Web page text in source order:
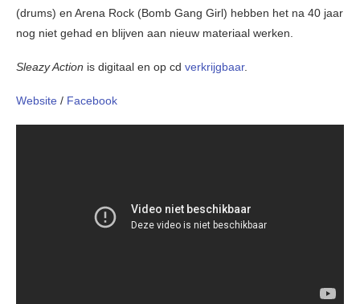
(drums) en Arena Rock (Bomb Gang Girl) hebben het na 40 jaar
nog niet gehad en blijven aan nieuw materiaal werken.
Sleazy Action is digitaal en op cd verkrijgbaar.
Website / Facebook